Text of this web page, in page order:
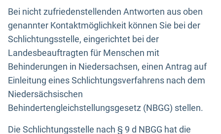
Bei nicht zufriedenstellenden Antworten aus oben
genannter Kontaktmöglichkeit können Sie bei der
Schlichtungsstelle, eingerichtet bei der
Landesbeauftragten für Menschen mit
Behinderungen in Niedersachsen, einen Antrag auf
Einleitung eines Schlichtungsverfahrens nach dem
Niedersächsischen
Behindertengleichstellungsgesetz (NBGG) stellen.
Die Schlichtungsstelle nach § 9 d NBGG hat die